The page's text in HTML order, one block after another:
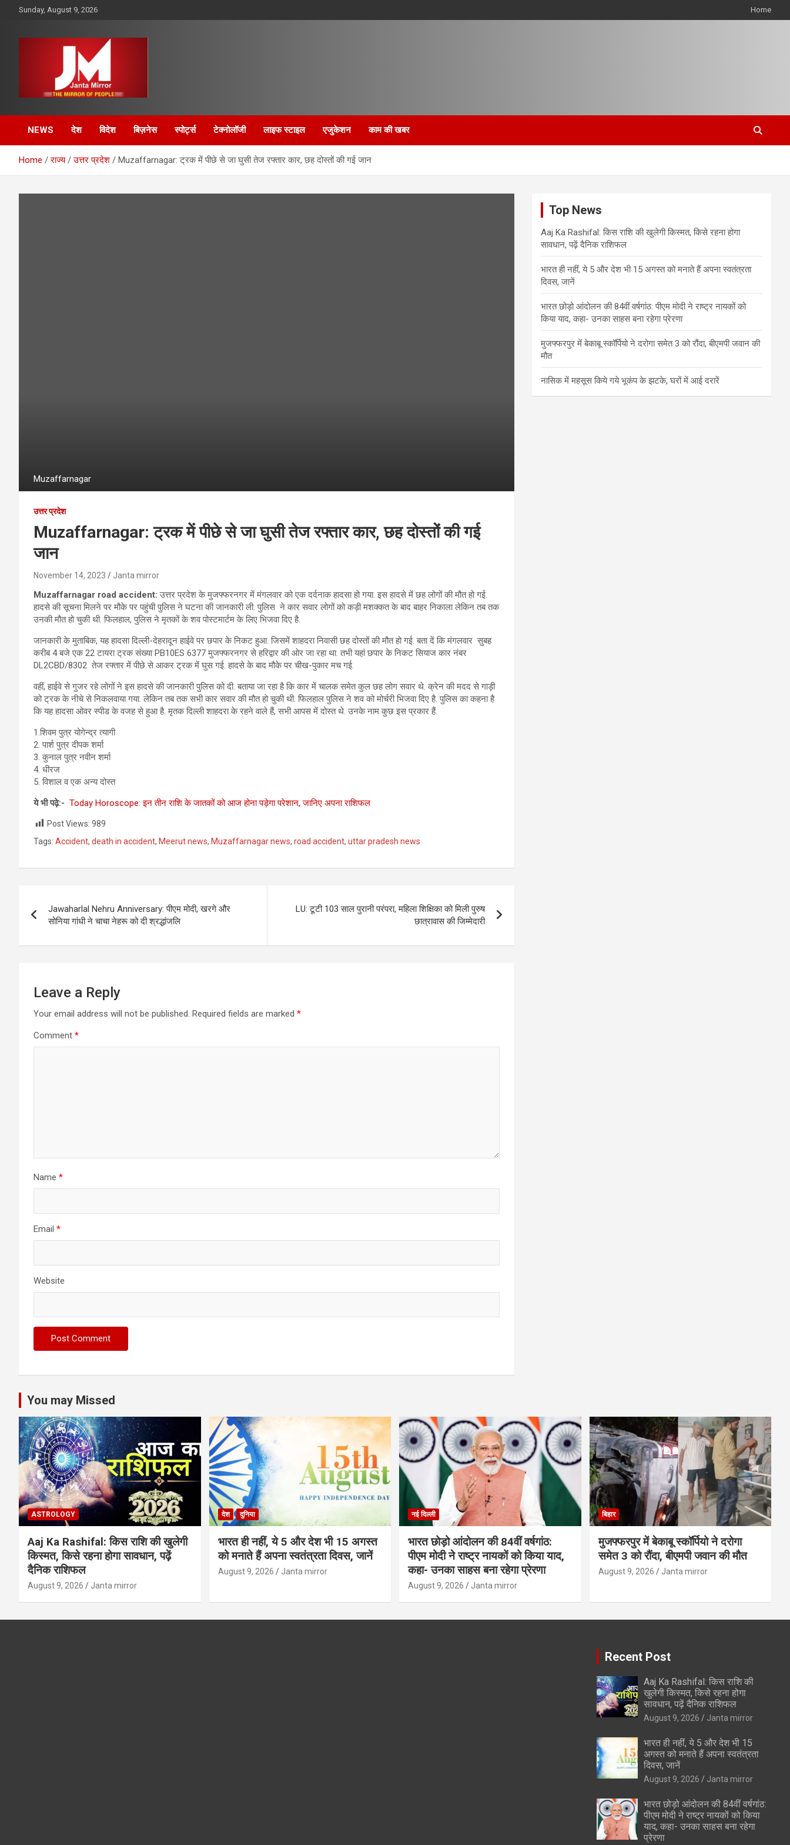
Sunday, August 9, 2026 Home
Janta Mirror
NEWS देश विदेश बिज़नेस स्पोर्ट्स टेक्नोलॉजी लाइफ स्टाइल एजुकेशन काम की खबर
Home राज्य उत्तर प्रदेश Muzaffarnagar: ट्रक में पीछे से जा घुसी तेज रफ्तार कार, छह दोस्तों की गई जान
Muzaffarnagar
उत्तर प्रदेश
Muzaffarnagar: ट्रक में पीछे से जा घुसी तेज रफ्तार कार, छह दोस्तों की गई
जान
November 14, 2023 Janta mirror
Muzaffarnagar road accident: उत्तर प्रदेश के मुजफ्फरनगर में मंगलवार को एक दर्दनाक हादसा हो गया. इस हादसे में छह लोगों की मौत हो गई.
हादसे की सूचना मिलने पर मौके पर पहुंची पुलिस ने घटना की जानकारी ली. पुलिस ने कार सवार लोगों को कड़ी मशक्कत के बाद बाहर निकाला लेकिन तब तक
उनकी मौत हो चुकी थी. फिलहाल, पुलिस ने मृतकों के शव पोस्टमार्टम के लिए भिजवा दिए है.
जानकारी के मुताबिक, यह हादसा दिल्ली-देहरादून हाईवे पर छपार के निकट हुआ. जिसमें शाहदरा निवासी छह दोस्तों की मौत हो गई. बता दें कि मंगलवार सुबह
करीब 4 बजे एक 22 टायरा ट्रक संख्या PB10ES 6377 मुजफ्फरनगर से हरिद्वार की ओर जा रहा था. तभी यहां छपार के निकट सियाज कार नंबर
DL2CBD/8302 तेज रफ्तार में पीछे से आकर ट्रक में घुस गई. हादसे के बाद मौके पर चीख-पुकार मच गई.
वहीं, हाईवे से गुजर रहे लोगों ने इस हादसे की जानकारी पुलिस को दी. बताया जा रहा है कि कार में चालक समेत कुल छह लोग सवार थे. क्रेन की मदद से गाड़ी
को ट्रक के नीचे से निकलवाया गया. लेकिन तब तक सभी कार सवार की मौत हो चुकी थी. फिलहाल पुलिस ने शव को मोर्चरी भिजवा दिए है. पुलिस का कहना है
कि यह हादसा ओवर स्पीड के वजह से हुआ है. मृतक दिल्ली शाहदरा के रहने वाले हैं, सभी आपस में दोस्त थे. उनके नाम कुछ इस प्रकार हैं.
1.शिवम पुत्र योगेन्द्र त्यागी
2. पार्श पुत्र दीपक शर्मा
3. कुनाल पुत्र नवीन शर्मा
4. धीरज
5. विशाल व एक अन्य दोस्त
ये भी पढ़े:- Today Horoscope: इन तीन राशि के जातकों को आज होना पड़ेगा परेशान, जानिए अपना राशिफल
Post Views: 989
Tags: Accident, death in accident, Meerut news, Muzaffarnagar news, road accident, uttar pradesh news
navigation
Jawaharlal Nehru Anniversary: पीएम मोदी, खरगे और
सोनिया गांधी ने चाचा नेहरू को दी श्रद्धांजलि
LU: टूटी 103 साल पुरानी परंपरा, महिला शिक्षिका को मिली पुरुष
छात्रावास की जिम्मेदारी
Leave a Reply
Your email address will not be published. Required fields are marked *
Comment *
Name *
Email *
Website
Top News
Aaj Ka Rashifal: किस राशि की खुलेगी किस्मत, किसे रहना होगा
सावधान, पढ़ें दैनिक राशिफल
भारत ही नहीं, ये 5 और देश भी 15 अगस्त को मनाते हैं अपना स्वतंत्रता
दिवस, जानें
भारत छोड़ो आंदोलन की 84वीं वर्षगांठ: पीएम मोदी ने राष्ट्र नायकों को
किया याद, कहा- उनका साहस बना रहेगा प्रेरणा
मुजफ्फरपुर में बेकाबू स्कॉर्पियो ने दरोगा समेत 3 को रौंदा, बीएमपी जवान की
मौत
नासिक में महसूस किये गये भूकंप के झटके, घरों में आई दरारें
You may Missed
ASTROLOGY
Aaj Ka Rashifal: किस राशि की खुलेगी
किस्मत, किसे रहना होगा सावधान, पढ़ें
दैनिक राशिफल
August 9, 2026 Janta mirror
देश दुनिया
भारत ही नहीं, ये 5 और देश भी 15 अगस्त
को मनाते हैं अपना स्वतंत्रता दिवस, जानें
August 9, 2026 Janta mirror
नई दिल्ली
भारत छोड़ो आंदोलन की 84वीं वर्षगांठ:
पीएम मोदी ने राष्ट्र नायकों को किया याद,
कहा- उनका साहस बना रहेगा प्रेरणा
August 9, 2026 Janta mirror
बिहार
मुजफ्फरपुर में बेकाबू स्कॉर्पियो ने दरोगा
समेत 3 को रौंदा, बीएमपी जवान की मौत
August 9, 2026 Janta mirror
Recent Post
Aaj Ka Rashifal: किस राशि की
खुलेगी किस्मत, किसे रहना होगा
सावधान, पढ़ें दैनिक राशिफल
August 9, 2026 Janta mirror
भारत ही नहीं, ये 5 और देश भी 15
अगस्त को मनाते हैं अपना स्वतंत्रता
दिवस, जानें
August 9, 2026 Janta mirror
भारत छोड़ो आंदोलन की 84वीं वर्षगांठ:
पीएम मोदी ने राष्ट्र नायकों को किया
याद, कहा- उनका साहस बना रहेगा
प्रेरणा